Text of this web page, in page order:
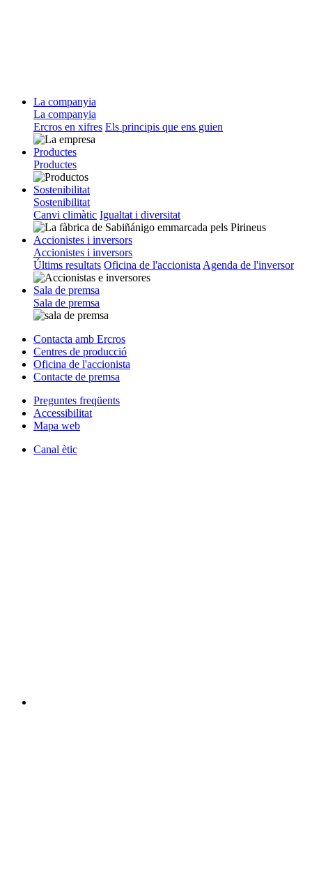
La companyia
La companyia
Ercros en xifres Els principis que ens guien
Productes
Productes
Sostenibilitat
Sostenibilitat
Canvi climàtic Igualtat i diversitat
Accionistes i inversors
Accionistes i inversors
Últims resultats Oficina de l'accionista Agenda de l'inversor
Sala de premsa
Sala de premsa
Contacta amb Ercros
Centres de producció
Oficina de l'accionista
Contacte de premsa
Preguntes freqüents
Accessibilitat
Mapa web
Canal ètic